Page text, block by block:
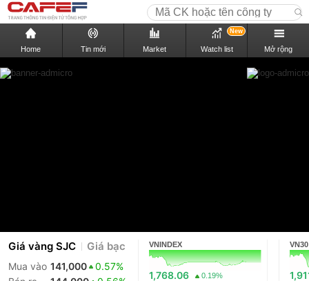
Home Tin mới Market Watch list
New
Mở rộng
Giá vàng SJC Giá bạc
Mua vào 141,000
0.57%
VNINDEX
1,768.06 0.19%
VN30